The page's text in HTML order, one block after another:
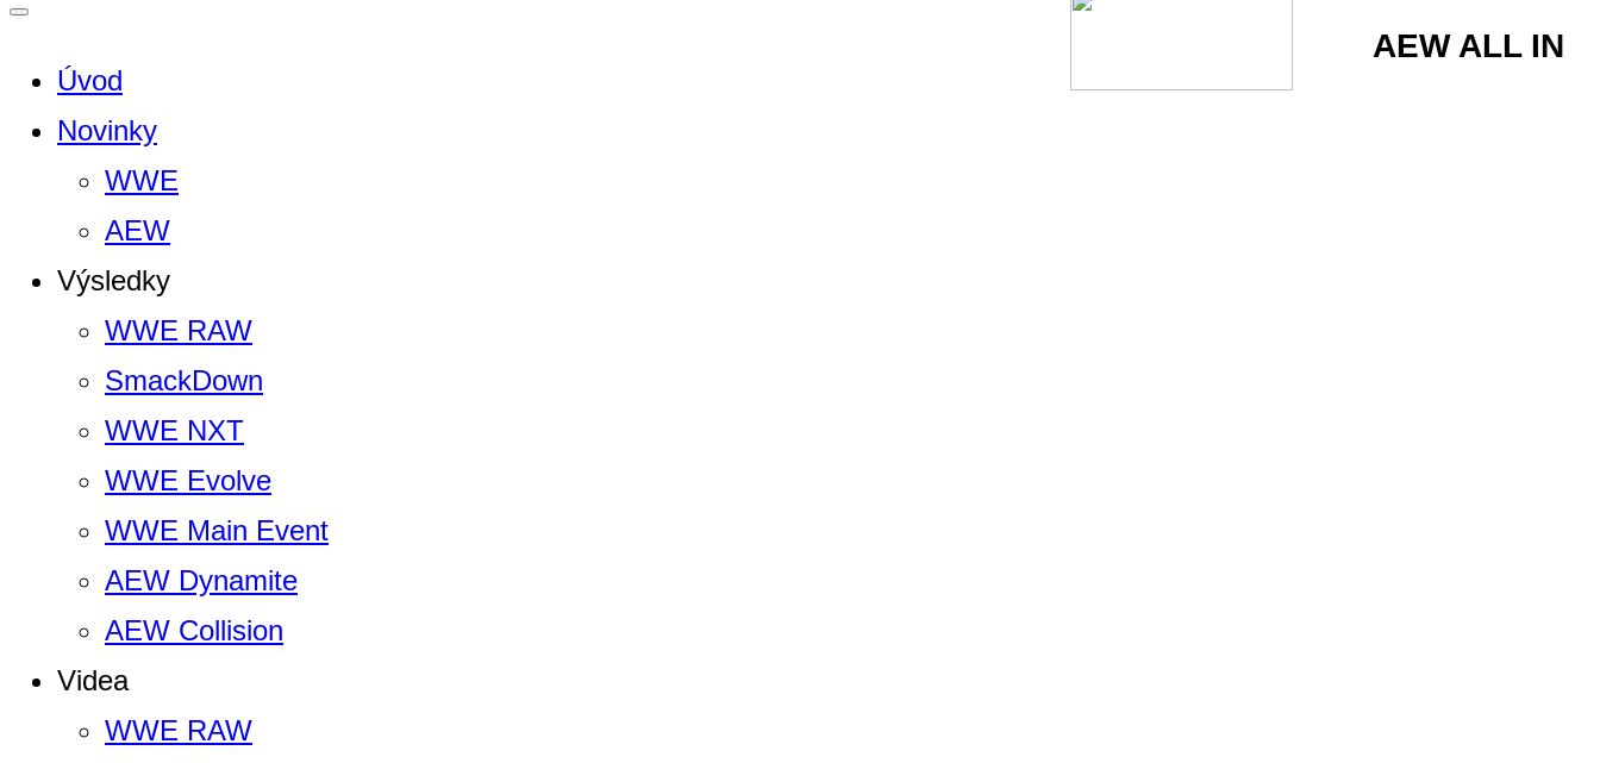
AEW ALL IN
Úvod
Novinky
WWE
AEW
Výsledky
WWE RAW
SmackDown
WWE NXT
WWE Evolve
WWE Main Event
AEW Dynamite
AEW Collision
Videa
WWE RAW